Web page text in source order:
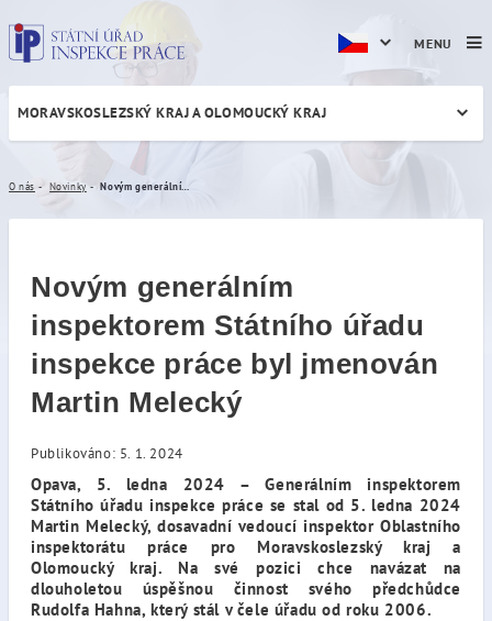
Novým generálním
MORAVSKOSLEZSKÝ KRAJ A OLOMOUCKÝ KRAJ
O nás Novinky Novým generálním inspektorem Státního úřadu inspekce práce byl jmenován Martin Melecký
Novým generálním
inspektorem Státního úřadu
inspekce práce byl jmenován
Martin Melecký
Publikováno: 5. 1. 2024
Opava, 5. ledna 2024 – Generálním inspektorem
Státního úřadu inspekce práce se stal od 5. ledna 2024
Martin Melecký, dosavadní vedoucí inspektor Oblastního
inspektorátu práce pro Moravskoslezský kraj a
Olomoucký kraj. Na své pozici chce navázat na
dlouholetou úspěšnou činnost svého předchůdce
Rudolfa Hahna, který stál v čele úřadu od roku 2006.
MENU